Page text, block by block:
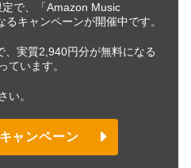
で、「Amazon Music
キャンペーンが開催中です。
、実質2,940円分が無料になる
ています。
い。
ャンペーン